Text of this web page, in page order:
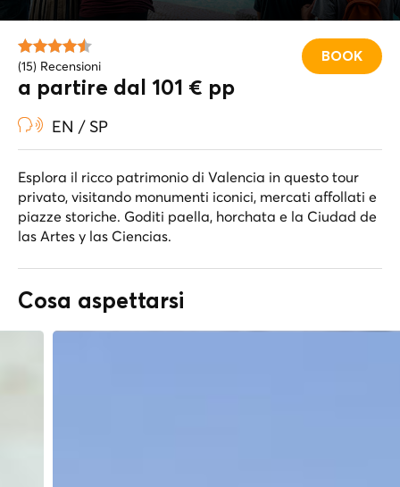
BOOK
(15) Recensioni
a partire dal 101 € pp
EN / SP
Esplora il ricco patrimonio di Valencia in questo tour
privato, visitando monumenti iconici, mercati affollati e
piazze storiche. Goditi paella, horchata e la Ciudad de
las Artes y las Ciencias.
Cosa aspettarsi